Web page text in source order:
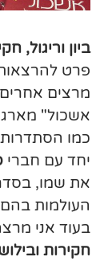
ביון וריגול,
פרט
מרצים
אשכול"
כמו הסתדרות
יחד עם חברי
את שמו,
העולמות
בעוד אני
חקירות